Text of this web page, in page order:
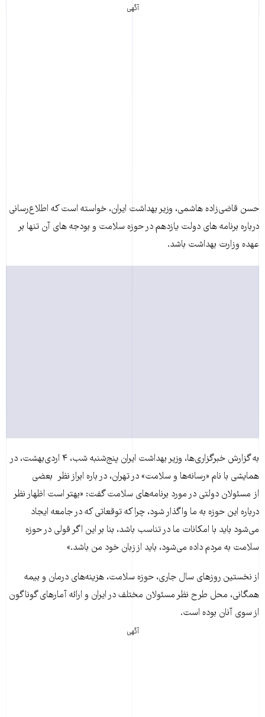
آگهی
حسن قاضی‌زاده هاشمی، وزیر بهداشت ایران، خواسته است که اطلاع‌رسانی
درباره برنامه های دولت یازدهم در حوزه سلامت و بودجه های آن تنها بر
عهده وزارت بهداشت باشد.
به گزارش خبرگزاری‌ها، وزیر بهداشت ایران پنج‌شنبه شب، ۴ اردی‌بهشت، در
همایشی با نام «رسانه‌ها و سلامت» در تهران، در باره ابراز نظر بعضی
از مسئولان دولتی در مورد برنامه‌های سلامت گفت: «بهتر است اظهار نظر
درباره این حوزه به ما واگذار شود، چرا که توقعاتی که در جامعه ایجاد
می‌شود باید با امکانات ما در تناسب باشد، بنا بر این اگر قولی در حوزه
سلامت به مردم داده می‌شود، باید از زبان خود من باشد.»
از نخستین روزهای سال جاری، حوزه سلامت، هزینه‌های درمان و بیمه
همگانی، محل طرح نظر مسئولان مختلف در ایران و ارائه آمارهای گوناگون
از سوی آنان بوده است.
آگهی